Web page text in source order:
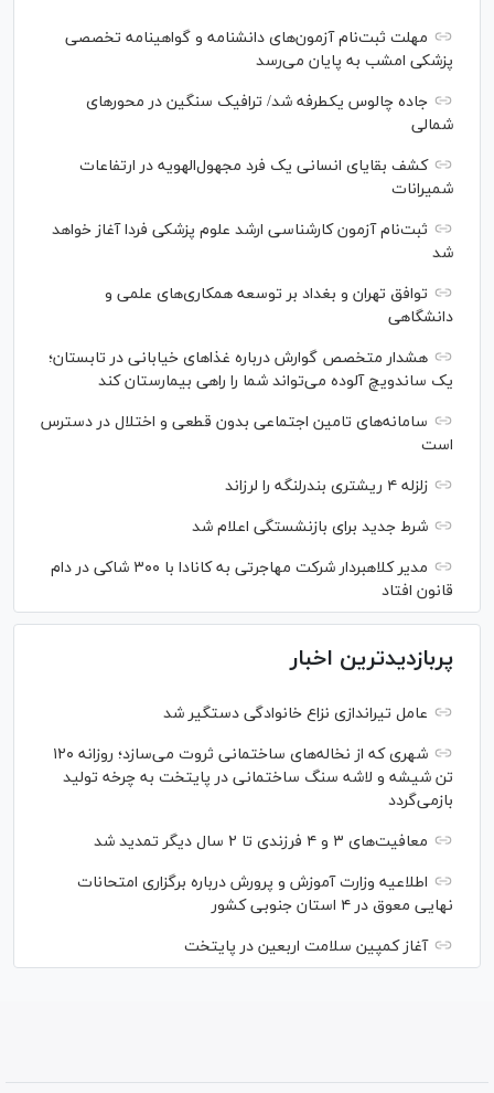
مهلت ثبت‌نام آزمون‌های دانشنامه و گواهینامه تخصصی
پزشکی امشب به پایان می‌رسد
جاده چالوس یکطرفه شد/ ترافیک سنگین در محورهای
شمالی
کشف بقایای انسانی یک فرد مجهول‌الهویه در ارتفاعات
شمیرانات
ثبت‌نام آزمون کارشناسی ارشد علوم پزشکی فردا آغاز خواهد
شد
توافق تهران و بغداد بر توسعه همکاری‌های علمی و
دانشگاهی
هشدار متخصص گوارش درباره غذا‌های خیابانی در تابستان؛
یک ساندویچ آلوده می‌تواند شما را راهی بیمارستان کند
سامانه‌های تامین اجتماعی بدون قطعی و اختلال در دسترس
است
زلزله ۴ ریشتری بندرلنگه را لرزاند
شرط جدید برای بازنشستگی اعلام شد
مدیر کلاهبردار شرکت مهاجرتی به کانادا با ۳۰۰ شاکی در دام
قانون افتاد
پربازدیدترین اخبار
عامل تیراندازی نزاع خانوادگی دستگیر شد
شهری که از نخاله‌های ساختمانی ثروت می‌سازد؛ روزانه ۱۲۰
تن شیشه و لاشه سنگ ساختمانی در پایتخت به چرخه تولید
بازمی‌گردد
معافیت‌های ۳ و ۴ فرزندی تا ۲ سال دیگر تمدید شد
اطلاعیه وزارت آموزش و پرورش درباره برگزاری امتحانات
نهایی معوق در ۴ استان جنوبی کشور
آغاز کمپین سلامت اربعین در پایتخت